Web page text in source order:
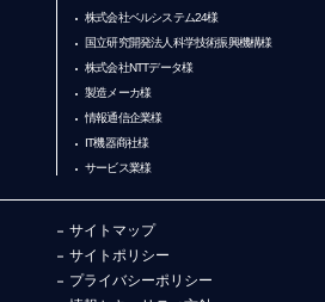
株式会社ベルシステム24様
国立研究開発法人科学技術振興機構様
株式会社NTTデータ様
製造メーカ様
情報通信企業様
IT機器商社様
サービス業様
サイトマップ
サイトポリシー
プライバシーポリシー